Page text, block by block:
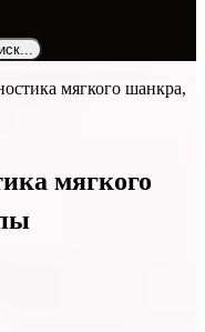
мягкого шанкра,
мягкого